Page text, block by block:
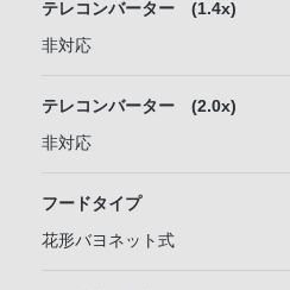
テレコンバーター (1.4x)
非対応
テレコンバーター (2.0x)
非対応
フードタイプ
花形バヨネット式